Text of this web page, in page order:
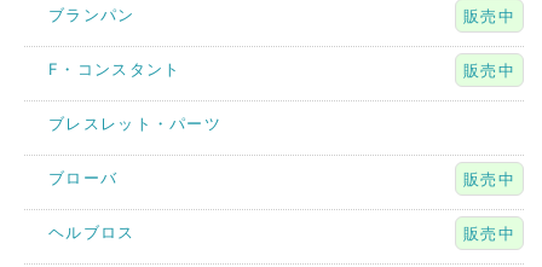
ブランパン 販売中
F・コンスタント 販売中
ブレスレット・パーツ
ブローバ 販売中
ヘルブロス 販売中